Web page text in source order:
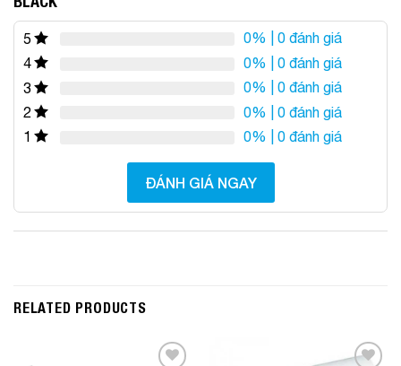
5 0% | 0 đánh giá
4
0% | 0 đánh giá
3
0% | 0 đánh giá
2
0% | 0 đánh giá
1
0% | 0 đánh giá
ĐÁNH GIÁ NGAY
RELATED PRODUCTS